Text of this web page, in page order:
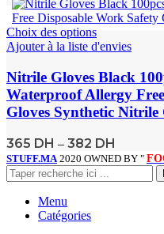
Choix des options
Ajouter à la liste d'envies
Nitrile Gloves Black
Waterproof Allergy
Gloves Synthetic Nitrile
365 DH – 382 DH
STUFF.MA 2020 OWNED BY "
Menu
Catégories